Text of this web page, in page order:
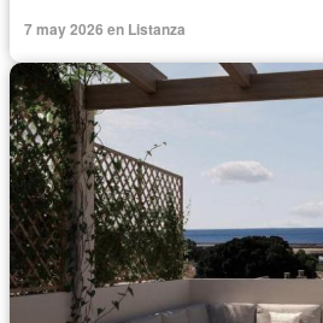
7 may 2026 en Listanza